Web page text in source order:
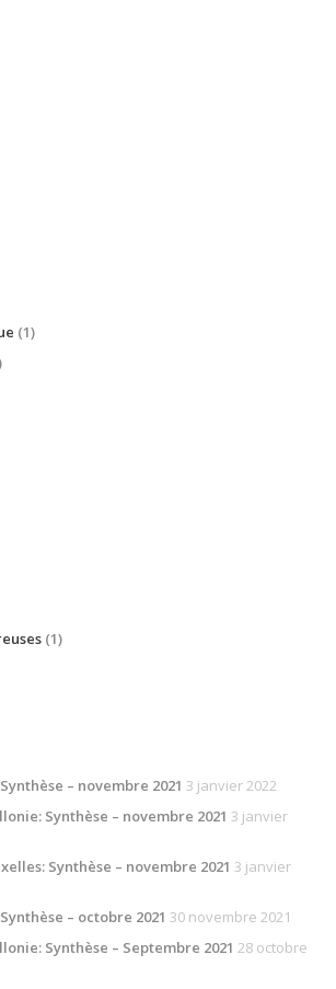
(1)
(1)
– novembre 2021 3 janvier 2022
Synthèse – novembre 2021 3 janvier
Synthèse – novembre 2021 3 janvier
– octobre 2021 30 novembre 2021
Synthèse – Septembre 2021 28 octobre